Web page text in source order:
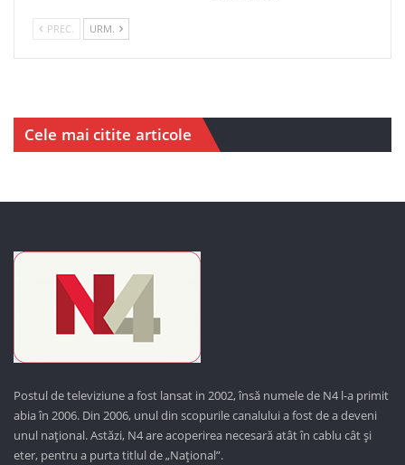
PREC. URM.
Cele mai citite articole
Postul de televiziune a fost lansat in 2002, însă numele de N4 l-a primit
abia în 2006. Din 2006, unul din scopurile canalului a fost de a deveni
unul național. Astăzi, N4 are acoperirea necesară atât în cablu cât și
eter, pentru a purta titlul de „Național”.